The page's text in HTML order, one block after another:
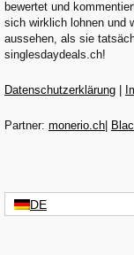
bewertet und
sich wirklich lohnen und
aussehen, als sie
singlesdaydeals.ch!
Datenschutzerklärung
Partner: monerio.ch
DE